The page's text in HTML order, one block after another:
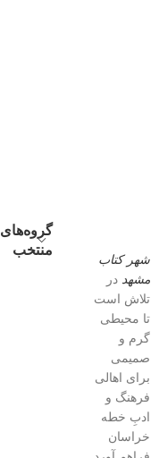
شهر کتاب
مشهد در
تلاش است
تا محیطی
گرم و
صمیمی
برای اهالی
فرهنگ و
ادبِ خطه
خراسان
گروه‌های
منتخب